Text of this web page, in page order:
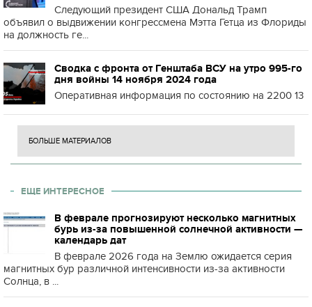
Следующий президент США Дональд Трамп
объявил о выдвижении конгрессмена Мэтта Гетца из Флориды
на должность ге...
Сводка с фронта от Генштаба ВСУ на утро 995-го
дня войны 14 ноября 2024 года
Оперативная информация по состоянию на 2200 13
БОЛЬШЕ МАТЕРИАЛОВ
ЕЩЕ ИНТЕРЕСНОЕ
В феврале прогнозируют несколько магнитных
бурь из-за повышенной солнечной активности —
календарь дат
В феврале 2026 года на Землю ожидается серия
магнитных бур различной интенсивности из-за активности
Солнца, в ...